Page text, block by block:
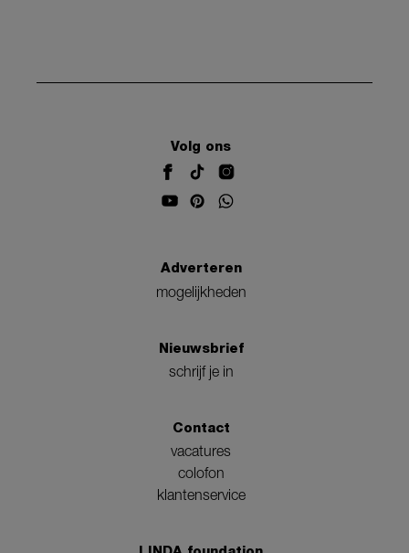
Volg ons
Adverteren
mogelijkheden
Nieuwsbrief
schrijf je in
Contact
vacatures
colofon
klantenservice